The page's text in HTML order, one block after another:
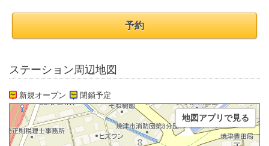
予約
ステーション周辺地図
新規オープン 閉鎖予定
地図アプリで見る